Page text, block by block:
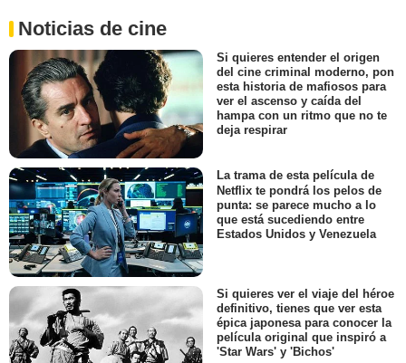
Noticias de cine
Si quieres entender el origen
del cine criminal moderno, pon
esta historia de mafiosos para
ver el ascenso y caída del
hampa con un ritmo que no te
deja respirar
La trama de esta película de
Netflix te pondrá los pelos de
punta: se parece mucho a lo
que está sucediendo entre
Estados Unidos y Venezuela
Si quieres ver el viaje del héroe
definitivo, tienes que ver esta
épica japonesa para conocer la
película original que inspiró a
'Star Wars' y 'Bichos'